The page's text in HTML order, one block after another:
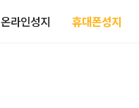
온라인성지 휴대폰성지